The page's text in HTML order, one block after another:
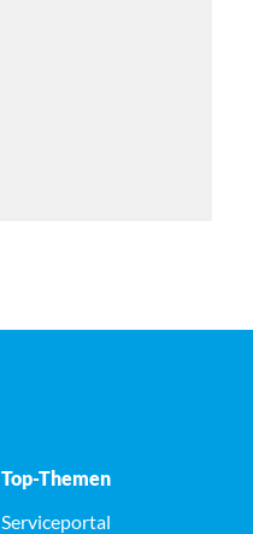
Top-Themen
Serviceportal